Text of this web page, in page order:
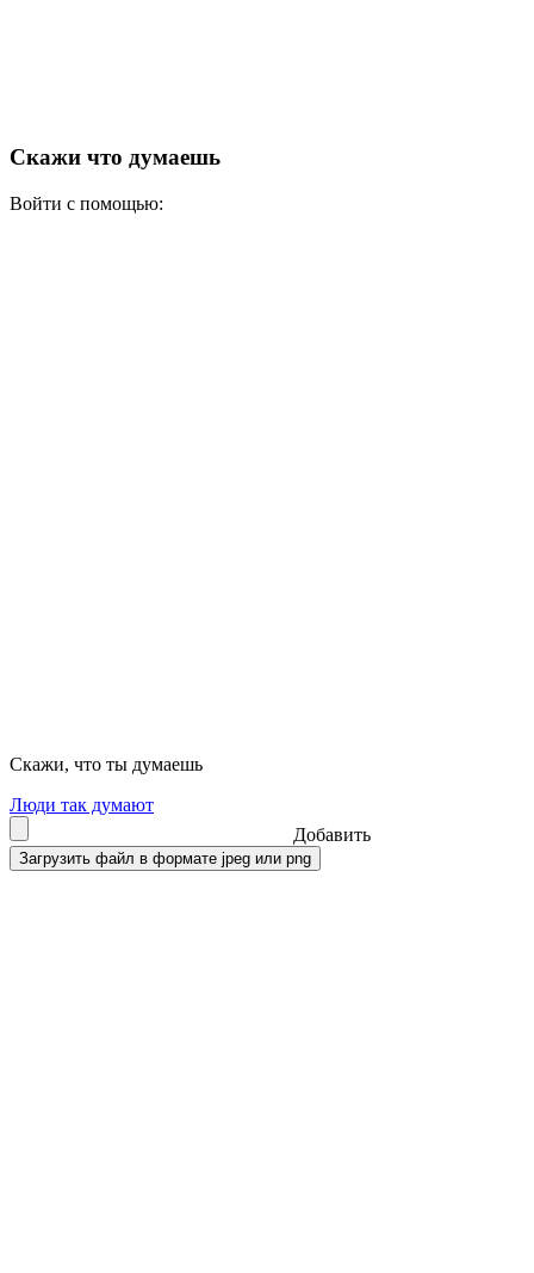
Скажи что думаешь
Войти с помощью:
Скажи, что ты думаешь
Люди так думают
Добавить